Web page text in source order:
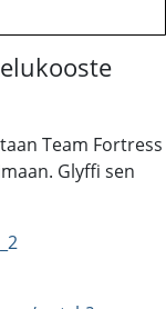
Team Fortress
Glyffi sen